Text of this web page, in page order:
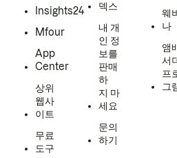
Insights24
Mfour
App
Center
상위
웹사
이트
무료
도구
덱스
내 개
인 정
보를
판매
하
지 마
세요
문의
하기
웨
나
앰
서
프
그